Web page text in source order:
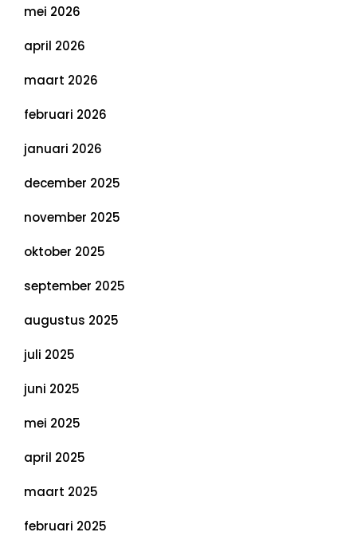
mei 2026
april 2026
maart 2026
februari 2026
januari 2026
december 2025
november 2025
oktober 2025
september 2025
augustus 2025
juli 2025
juni 2025
mei 2025
april 2025
maart 2025
februari 2025